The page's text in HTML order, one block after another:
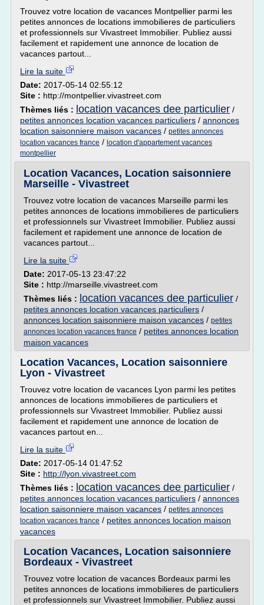
Trouvez votre location de vacances Montpellier parmi les
petites annonces de locations immobilieres de particuliers
et professionnels sur Vivastreet Immobilier. Publiez aussi
facilement et rapidement une annonce de location de
vacances partout...
Lire la suite
Date: 2017-05-14 02:55:12
Site : http://montpellier.vivastreet.com
Thèmes liés : location vacances dee particulier /
petites annonces location vacances particuliers / annonces
location saisonniere maison vacances / petites annonces
location vacances france / location d'appartement vacances
montpellier
Location Vacances, Location saisonniere
Marseille - Vivastreet
Trouvez votre location de vacances Marseille parmi les
petites annonces de locations immobilieres de particuliers
et professionnels sur Vivastreet Immobilier. Publiez aussi
facilement et rapidement une annonce de location de
vacances partout...
Lire la suite
Date: 2017-05-13 23:47:22
Site : http://marseille.vivastreet.com
Thèmes liés : location vacances dee particulier /
petites annonces location vacances particuliers /
annonces location saisonniere maison vacances / petites
annonces location vacances france / petites annonces location
maison vacances
Location Vacances, Location saisonniere
Lyon - Vivastreet
Trouvez votre location de vacances Lyon parmi les petites
annonces de locations immobilieres de particuliers et
professionnels sur Vivastreet Immobilier. Publiez aussi
facilement et rapidement une annonce de location de
vacances partout en...
Lire la suite
Date: 2017-05-14 01:47:52
Site : http://lyon.vivastreet.com
Thèmes liés : location vacances dee particulier /
petites annonces location vacances particuliers / annonces
location saisonniere maison vacances / petites annonces
location vacances france / petites annonces location maison
vacances
Location Vacances, Location saisonniere
Bordeaux - Vivastreet
Trouvez votre location de vacances Bordeaux parmi les
petites annonces de locations immobilieres de particuliers
et professionnels sur Vivastreet Immobilier. Publiez aussi